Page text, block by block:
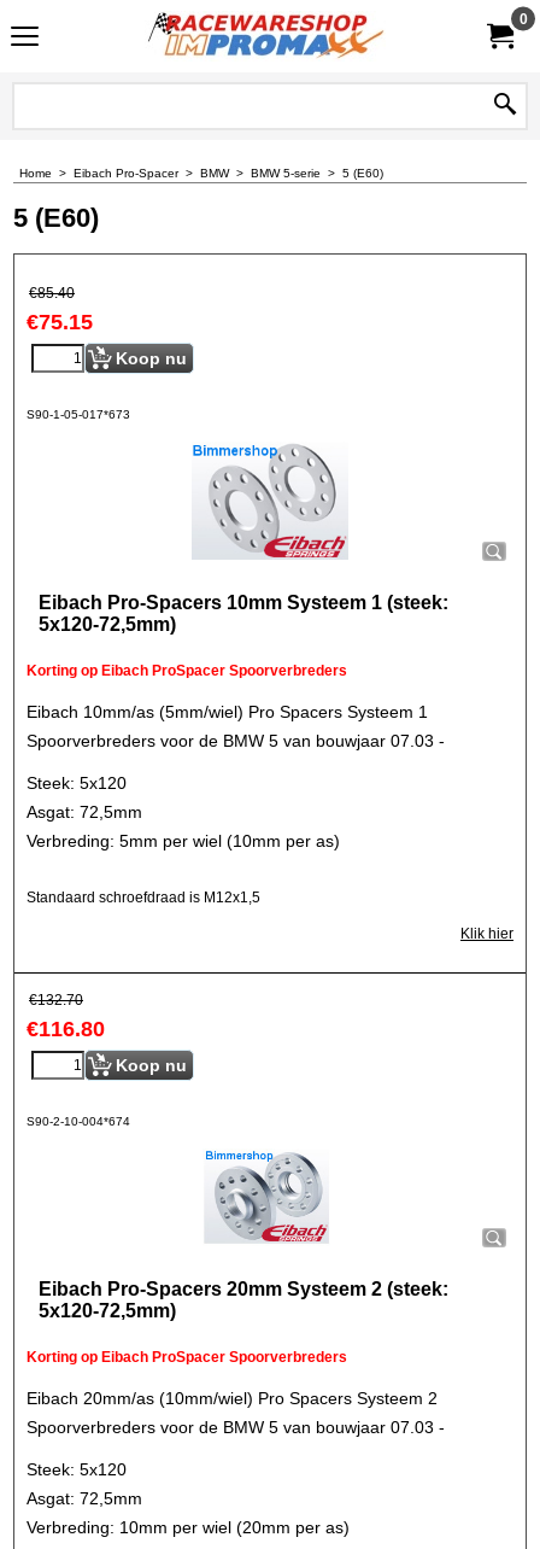
0
Home > Eibach Pro-Spacer> BMW> BMW 5-serie > 5 (E60)
5 (E60)
€85.40
€75.15
Koop nu
S90-1-05-017*673
Eibach Pro-Spacers 10mm Systeem 1 (steek:
5x120-72,5mm)
Korting op Eibach ProSpacer Spoorverbreders
Eibach 10mm/as (5mm/wiel) Pro Spacers Systeem 1
Spoorverbreders voor de BMW 5 van bouwjaar 07.03 -
Steek: 5x120
Asgat: 72,5mm
Verbreding: 5mm per wiel (10mm per as)
Standaard schroefdraad is M12x1,5
Klik hier
€132.70
€116.80
Koop nu
S90-2-10-004*674
Eibach Pro-Spacers 20mm Systeem 2 (steek:
5x120-72,5mm)
Korting op Eibach ProSpacer Spoorverbreders
Eibach 20mm/as (10mm/wiel) Pro Spacers Systeem 2
Spoorverbreders voor de BMW 5 van bouwjaar 07.03 -
Steek: 5x120
Asgat: 72,5mm
Verbreding: 10mm per wiel (20mm per as)